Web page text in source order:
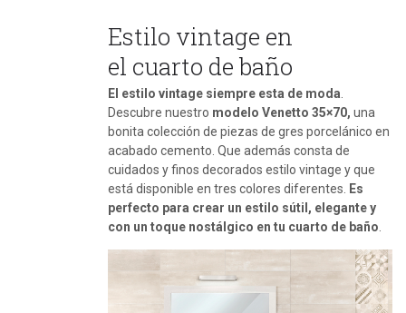
Estilo vintage en
el cuarto de baño
El estilo vintage siempre esta de moda
Descubre nuestro modelo Venetto 35×70, una
bonita colección de piezas de gres porcelánico en
acabado cemento. Que además consta de
cuidados y finos decorados estilo vintage y que
está disponible en tres colores diferentes.
Es
perfecto para crear un estilo sútil, elegante y
con un toque nostálgico en tu cuarto de baño